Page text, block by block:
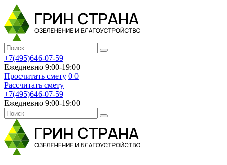
+7(495)646-07-59
Ежедневно 9:00-19:00
Просчитать смету 0 0
Рассчитать смету
+7(495)646-07-59
Ежедневно 9:00-19:00